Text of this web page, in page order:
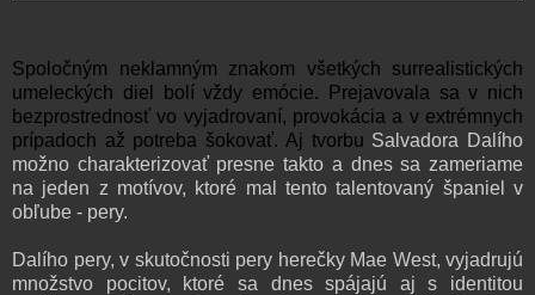
Spoločným neklamným znakom všetkých surrealistických
umeleckých diel bolí vždy emócie. Prejavovala sa v nich
bezprostrednosť vo vyjadrovaní, provokácia a v extrémnych
prípadoch až potreba šokovať. Aj tvorbu Salvadora Dalího
možno charakterizovať presne takto a dnes sa zameriame
na jeden z motívov, ktoré mal tento talentovaný španiel v
obľube - pery.
Dalího pery, v skutočnosti pery herečky Mae West, vyjadrujú
množstvo pocitov, ktoré sa dnes spájajú aj s identitou